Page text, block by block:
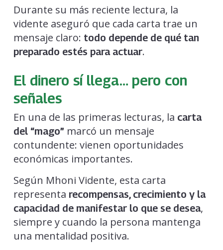
Durante su más reciente lectura, la
vidente aseguró que cada carta trae un
mensaje claro: todo depende de qué tan
preparado estés para actuar.
El dinero sí llega… pero con
señales
En una de las primeras lecturas, la carta
del “mago” marcó un mensaje
contundente: vienen oportunidades
económicas importantes.
Según Mhoni Vidente, esta carta
representa recompensas, crecimiento y la
capacidad de manifestar lo que se desea,
siempre y cuando la persona mantenga
una mentalidad positiva.